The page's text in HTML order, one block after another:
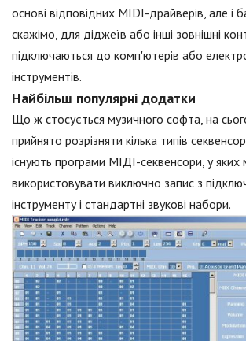
основі відповідних MIDI-драйверів, але і
скажімо, для діджеїв або інші зовнішні
підключаються до комп'ютерів або
інструментів.
Найбільш популярні додатки
Що ж стосується музичного софта, на
прийнято розрізняти кілька типів
існують програми МІДІ-секвенсори, у
використовувати виключно запис з
інструменту і стандартні звукові набори.